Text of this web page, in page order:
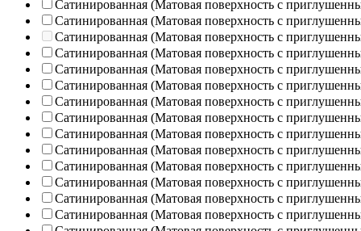
Сатинированная (Матовая поверхность с
Сатинированная (Матовая поверхность с
Сатинированная (Матовая поверхность с
Сатинированная (Матовая поверхность с
Сатинированная (Матовая поверхность с
Сатинированная (Матовая поверхность с
Сатинированная (Матовая поверхность с
Сатинированная (Матовая поверхность с
Сатинированная (Матовая поверхность с
Сатинированная (Матовая поверхность с
Сатинированная (Матовая поверхность с
Сатинированная (Матовая поверхность с
Сатинированная (Матовая поверхность с
Сатинированная (Матовая поверхность с